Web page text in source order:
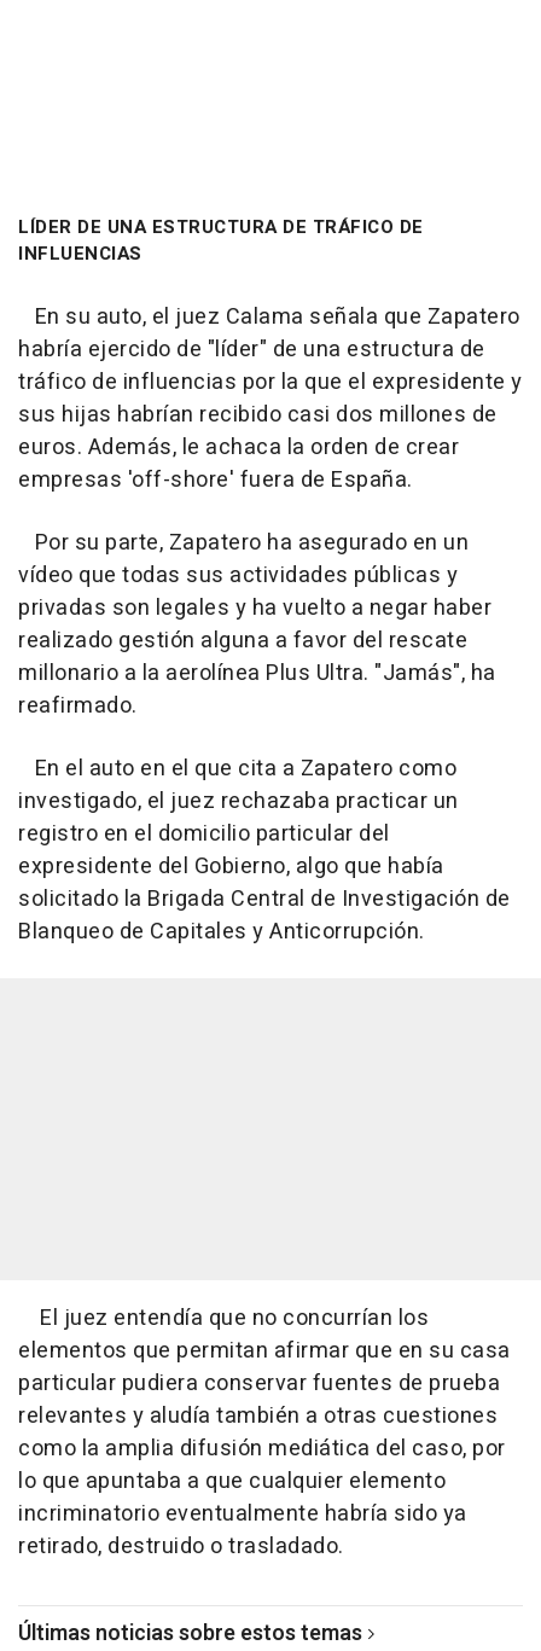
LÍDER DE UNA ESTRUCTURA DE TRÁFICO DE
INFLUENCIAS
En su auto, el juez Calama señala que Zapatero
habría ejercido de "líder" de una estructura de
tráfico de influencias por la que el expresidente y
sus hijas habrían recibido casi dos millones de
euros. Además, le achaca la orden de crear
empresas 'off-shore' fuera de España.
Por su parte, Zapatero ha asegurado en un
vídeo que todas sus actividades públicas y
privadas son legales y ha vuelto a negar haber
realizado gestión alguna a favor del rescate
millonario a la aerolínea Plus Ultra. "Jamás", ha
reafirmado.
En el auto en el que cita a Zapatero como
investigado, el juez rechazaba practicar un
registro en el domicilio particular del
expresidente del Gobierno, algo que había
solicitado la Brigada Central de Investigación de
Blanqueo de Capitales y Anticorrupción.
El juez entendía que no concurrían los
elementos que permitan afirmar que en su casa
particular pudiera conservar fuentes de prueba
relevantes y aludía también a otras cuestiones
como la amplia difusión mediática del caso, por
lo que apuntaba a que cualquier elemento
incriminatorio eventualmente habría sido ya
retirado, destruido o trasladado.
Últimas noticias sobre estos temas